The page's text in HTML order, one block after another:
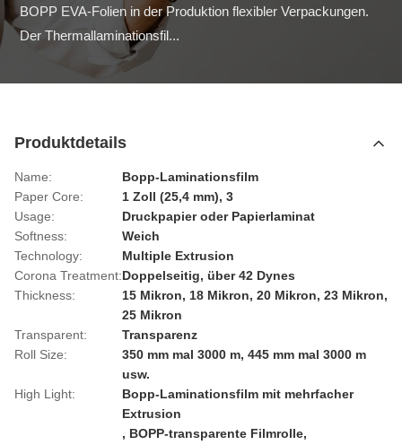
BOPP EVA-Folien in der Produktion flexibler Verpackungen.
Der Thermallaminationsfil...
Produktdetails
Name:
Bopp-Laminationsfilm
Paper Core:
1 Zoll (25,4 mm), 3
Usage:
Druckpapier oder Papierlaminat
Softness:
Weich
Technology:
Multiple Extrusion
Corona Treatment:Doppelseitig, über 42 Dynes
Thickness:
15 Mikron, 18 Mikron, 20 Mikron, 23 Mikron,
25 Mikron
Transparent:
Transparenz
Roll Size:
350 mm mal 3000 m, 445 mm mal 3000 m
usw.
High Light:
Bopp-Laminationsfilm mit mehrfacher
Extrusion
, BOPP-transparente Filmrolle,